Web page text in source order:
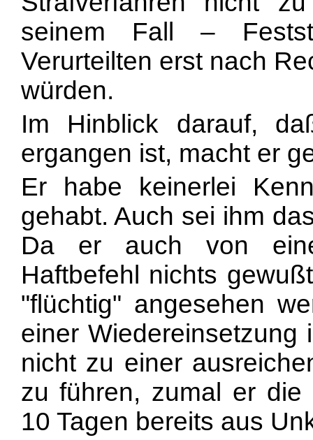
seinem Fall –
Verurteilten erst nach
würden.
Im Hinblick darauf,
ergangen ist, macht er
Er habe keinerlei
gehabt. Auch sei ihm
Da er auch von
Haftbefehl nichts
"flüchtig" angesehen
einer
nicht zu einer
zu führen, zumal er die
10 Tagen bereits aus